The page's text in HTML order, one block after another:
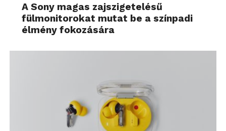
A Sony magas zajszigetelésű
fülmonitorokat mutat be a színpadi
élmény fokozására